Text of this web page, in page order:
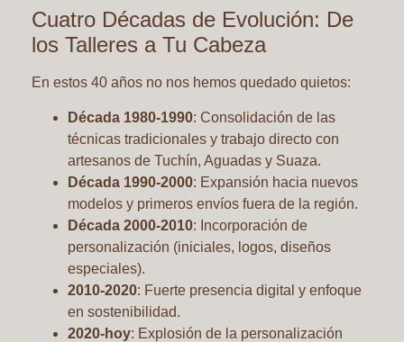
Cuatro Décadas de Evolución: De
los Talleres a Tu Cabeza
En estos 40 años no nos hemos quedado quietos:
Década 1980-1990: Consolidación de las
técnicas tradicionales y trabajo directo con
artesanos de Tuchín, Aguadas y Suaza.
Década 1990-2000: Expansión hacia nuevos
modelos y primeros envíos fuera de la región.
Década 2000-2010: Incorporación de
personalización (iniciales, logos, diseños
especiales).
2010-2020: Fuerte presencia digital y enfoque
en sostenibilidad.
2020-hoy: Explosión de la personalización